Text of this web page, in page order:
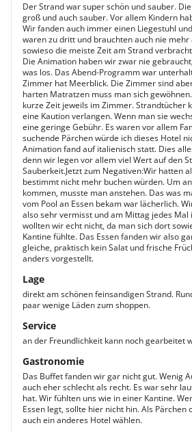
Der Strand war super schön und sauber.
groß und auch sauber. Vor allem Kindern
Wir fanden auch immer einen Liegestuhl
waren zu dritt und brauchten auch nie mehr
sowieso die meiste Zeit am Strand
Die Animation haben wir zwar nie
was los. Das Abend-Programm war
Zimmer hat Meerblick. Die Zimmer sind
harten Matratzen muss man sich
kurze Zeit jeweils im Zimmer. Strandtücher
eine Kaution verlangen. Wenn man sie
eine geringe Gebühr. Es waren vor allem
suchende Pärchen würde ich dieses Hotel
Animation fand auf italienisch statt. Dies
denn wir legen vor allem viel Wert auf den
Sauberkeit.Jetzt zum Negativen:Wir hatten
bestimmt nicht mehr buchen würden. Um
kommen, musste man anstehen. Das was
vom Pool an Essen bekam war lächerlich.
also sehr vermisst und am Mittag jedes Mal
wollten wir echt nicht, da man sich dort
Kantine fühlte. Das Essen fanden wir also
gleiche, praktisch kein Salat und frische
anders vorgestellt.
Lage
direkt am schönen feinsandigen Strand.
paar wenige Läden zum shoppen.
Service
an der Freundlichkeit kann noch gearbeitet
Gastronomie
Das Buffet fanden wir gar nicht gut. Wenig
auch eher schlecht als recht. Es war sehr
hat. Wir fühlten uns wie in einer Kantine.
Essen legt, sollte hier nicht hin. Als Pärchen
auch ein anderes Hotel wählen.